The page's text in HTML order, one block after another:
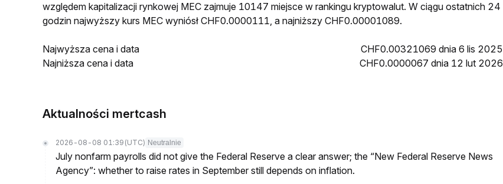
względem kapitalizacji rynkowej MEC zajmuje 10147 miejsce w rankingu kryptowalut. W ciągu ostatnich 24
godzin najwyższy kurs MEC wyniósł CHF0.0000111, a najniższy CHF0.00001089.
Najwyższa cena i data
CHF0.00321069 dnia 6 lis 2025
Najniższa cena i data
CHF0.0000067 dnia 12 lut 2026
Aktualności mertcash
2026-08-08 01:39 (UTC) Neutralnie
July nonfarm payrolls did not give the Federal Reserve a clear answer; the “New Federal Reserve News
Agency”: whether to raise rates in September still depends on inflation.